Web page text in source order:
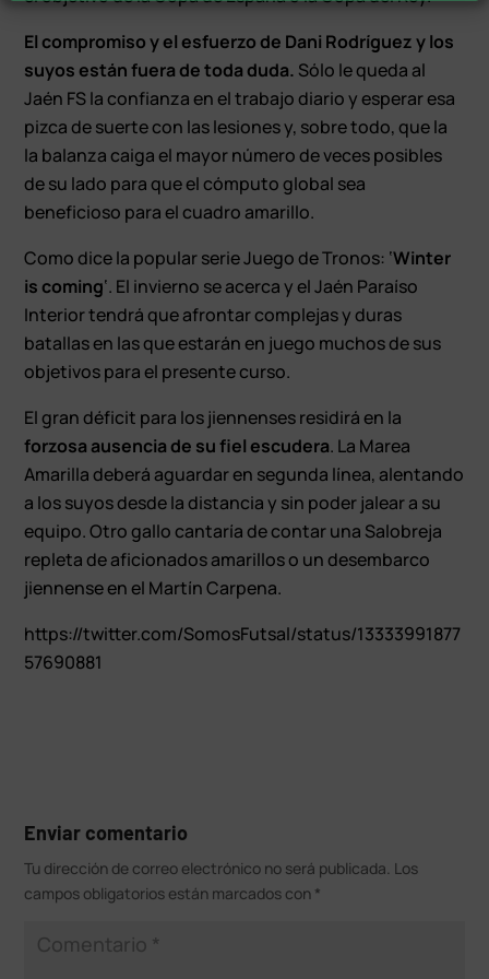
El compromiso y el esfuerzo de Dani Rodríguez y los
suyos están fuera de toda duda. Sólo le queda al
Jaén FS la confianza en el trabajo diario y esperar esa
pizca de suerte con las lesiones y, sobre todo, que la
la balanza caiga el mayor número de veces posibles
de su lado para que el cómputo global sea
beneficioso para el cuadro amarillo.
Como dice la popular serie Juego de Tronos: ‘Winter
is coming‘. El invierno se acerca y el Jaén Paraíso
Interior tendrá que afrontar complejas y duras
batallas en las que estarán en juego muchos de sus
objetivos para el presente curso.
El gran déficit para los jiennenses residirá en la
forzosa ausencia de su fiel escudera. La Marea
Amarilla deberá aguardar en segunda línea, alentando
a los suyos desde la distancia y sin poder jalear a su
equipo. Otro gallo cantaría de contar una Salobreja
repleta de aficionados amarillos o un desembarco
jiennense en el Martín Carpena.
https://twitter.com/SomosFutsal/status/13333991877
57690881
Enviar comentario
Tu dirección de correo electrónico no será publicada. Los
campos obligatorios están marcados con *